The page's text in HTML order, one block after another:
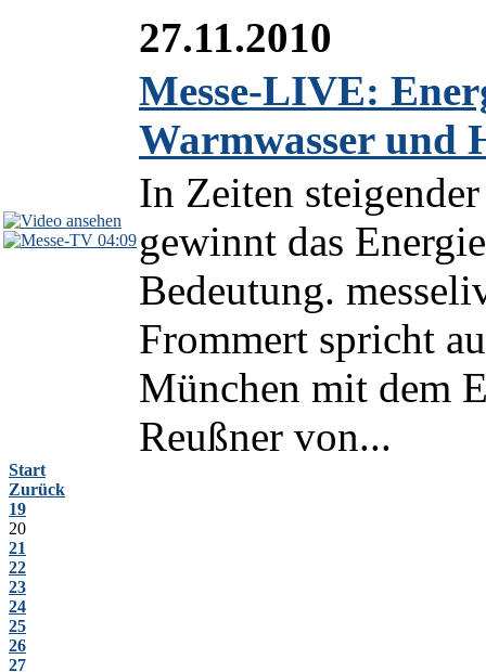
04:09
27.11.2010
Messe-LIVE:
Warmwasser und
In Zeiten
gewinnt das
Bedeutung.
Frommert spricht
München mit dem
Reußner von...
Start
Zurück
19
20
21
22
23
24
25
26
27